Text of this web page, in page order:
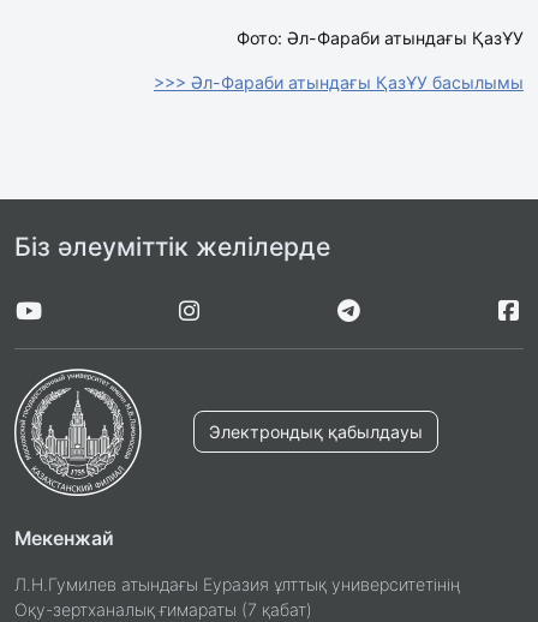
Фото: Әл-Фараби атындағы ҚазҰУ
>>> Әл-Фараби атындағы ҚазҰУ басылымы
Біз әлеуміттік желілерде
Электрондық қабылдауы
Мекенжай
Л.Н.Гумилев атындағы Еуразия ұлттық университетінің
Оқу-зертханалық ғимараты (7 қабат)